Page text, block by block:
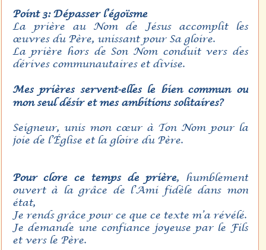
Point 3: Dépasser l’égoïsme
La prière au Nom de Jésus accomplit les
œuvres du Père, unissant pour Sa gloire.
La prière hors de Son Nom conduit vers des
dérives communautaires et divise.
Mes prières servent-elles le bien commun ou
mon seul désir et mes ambitions solitaires?
Seigneur, unis mon cœur à Ton Nom pour la
joie de l’Église et la gloire du Père.
Pour clore ce temps de prière, humblement
ouvert à la grâce de l’Ami fidèle dans mon
état,
Je rends grâce pour ce que ce texte m’a révélé.
Je demande une confiance joyeuse par le Fils
et vers le Père.